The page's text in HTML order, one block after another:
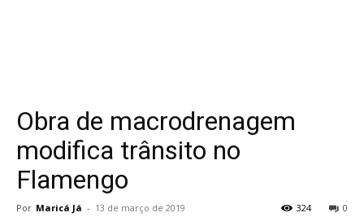
Obra de macrodrenagem
modifica trânsito no
Flamengo
Por Maricá Já - 13 de março de 2019 0
324